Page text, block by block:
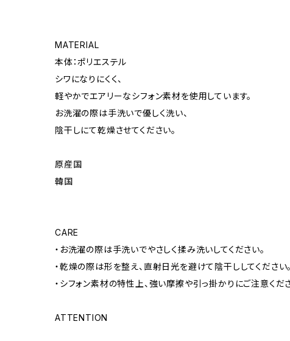
MATERIAL
本体：ポリエステル
シワになりにくく、
軽やかでエアリーなシフォン素材を使用しています。
お洗濯の際は手洗いで優しく洗い、
陰干しにて乾燥させてください。
原産国
韓国
CARE
・お洗濯の際は手洗いでやさしく揉み洗いしてください。
・乾燥の際は形を整え、直射日光を避けて陰干ししてください。
・シフォン素材の特性上、強い摩擦や引っ掛かりにご注意くださ
ATTENTION